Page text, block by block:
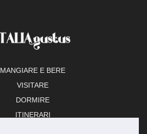
MANGIARE E BERE
VISITARE
DORMIRE
ITINERARI